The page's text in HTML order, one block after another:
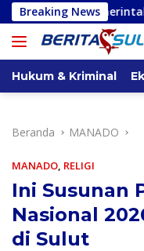
Langsung
ke
konten
Breaking News
Remly
Hukum & Kriminal
Beranda MANADO
MANADO, RELIGI
Ini Susunan
Nasional
di Sulut